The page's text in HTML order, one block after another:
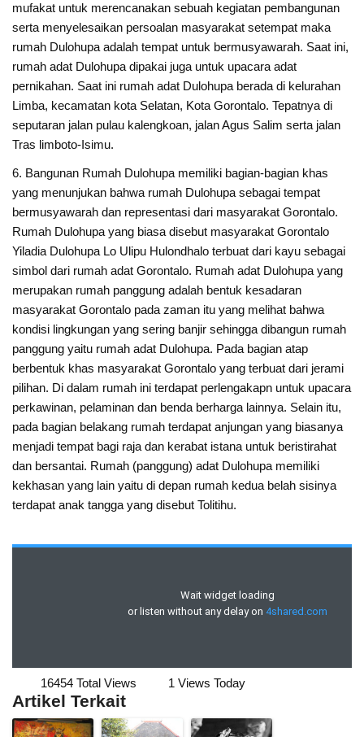
mufakat untuk merencanakan sebuah kegiatan pembangunan
serta menyelesaikan persoalan masyarakat setempat maka
rumah Dulohupa adalah tempat untuk bermusyawarah. Saat ini,
rumah adat Dulohupa dipakai juga untuk upacara adat
pernikahan. Saat ini rumah adat Dulohupa berada di kelurahan
Limba, kecamatan kota Selatan, Kota Gorontalo. Tepatnya di
seputaran jalan pulau kalengkoan, jalan Agus Salim serta jalan
Tras limboto-Isimu.
6. Bangunan Rumah Dulohupa memiliki bagian-bagian khas
yang menunjukan bahwa rumah Dulohupa sebagai tempat
bermusyawarah dan representasi dari masyarakat Gorontalo.
Rumah Dulohupa yang biasa disebut masyarakat Gorontalo
Yiladia Dulohupa Lo Ulipu Hulondhalo terbuat dari kayu sebagai
simbol dari rumah adat Gorontalo. Rumah adat Dulohupa yang
merupakan rumah panggung adalah bentuk kesadaran
masyarakat Gorontalo pada zaman itu yang melihat bahwa
kondisi lingkungan yang sering banjir sehingga dibangun rumah
panggung yaitu rumah adat Dulohupa. Pada bagian atap
berbentuk khas masyarakat Gorontalo yang terbuat dari jerami
pilihan. Di dalam rumah ini terdapat perlengakapn untuk upacara
perkawinan, pelaminan dan benda berharga lainnya. Selain itu,
pada bagian belakang rumah terdapat anjungan yang biasanya
menjadi tempat bagi raja dan kerabat istana untuk beristirahat
dan bersantai. Rumah (panggung) adat Dulohupa memiliki
kekhasan yang lain yaitu di depan rumah kedua belah sisinya
terdapat anak tangga yang disebut Tolitihu.
16454 Total Views 1 Views Today
Artikel Terkait